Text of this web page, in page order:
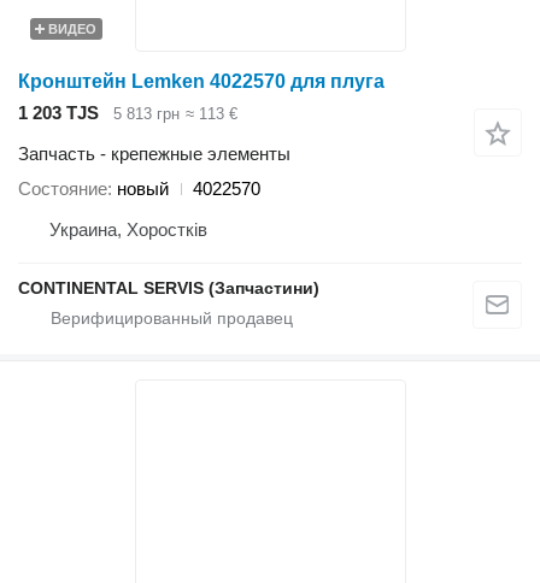
ВИДЕО
Кронштейн Lemken 4022570 для плуга
1 203 TJS
5 813 грн ≈ 113 €
Запчасть - крепежные элементы
Состояние новый
4022570
Украина, Хоростків
CONTINENTAL SERVIS (Запчастини)